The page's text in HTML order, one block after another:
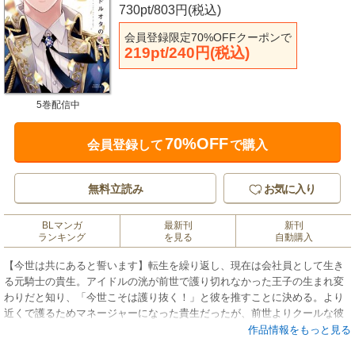
730pt/803円(税込)
会員登録限定70%OFFクーポンで
219pt/240円(税込)
5巻配信中
会員登録して70%OFFで購入
無料立読み お気に入り
BLマンガ
ランキング
最新刊
を見る
新刊
自動購入
【今世は共にあると誓います】転生を繰り返し、現在は会社員として生き
る元騎士の貴生。アイドルの洸が前世で護り切れなかった王子の生まれ変
わりだと知り、「今世こそは護り抜く！」と彼を推すことに決める。より
近くで護るためマネージャーになった貴生だったが、前世よりクールな彼
が自分だけに見せる笑顔に、忠誠心を超えた特別な感情が芽生えはじ
作品情報をもっと見る